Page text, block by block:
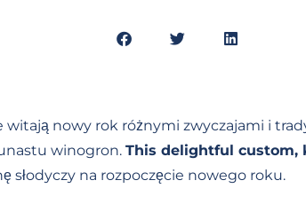
witają nowy rok różnymi zwyczajami i
winogron. This delightful custom,
słodyczy na rozpoczęcie nowego roku.